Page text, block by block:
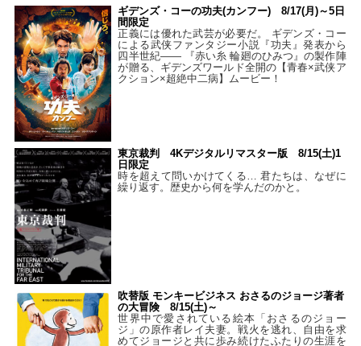
ギデンズ・コーの功夫(カンフー) 8/17(月)～5日
間限定
正義には優れた武芸が必要だ。 ギデンズ・コー
による武侠ファンタジー小説『功夫』発表から
四半世紀―― 『赤い糸 輪廻のひみつ』の製作陣
が贈る、ギデンズワールド全開の【青春×武侠ア
クション×超絶中二病】ムービー！
東京裁判 4Kデジタルリマスター版 8/15(土)1
日限定
時を超えて問いかけてくる… 君たちは、なぜに
繰り返す。歴史から何を学んだのかと。
吹替版 モンキービジネス おさるのジョージ著者
の大冒険 8/15(土)～
世界中で愛されている絵本「おさるのジョー
ジ」の原作者レイ夫妻。戦火を逃れ、自由を求
めてジョージと共に歩み続けたふたりの生涯を